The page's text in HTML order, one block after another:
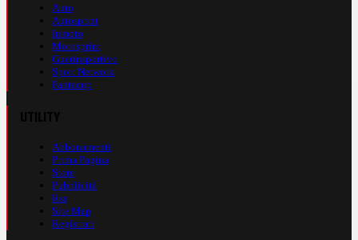
Auto
Autosprint
Inmoto
Motosprint
Guerinsportivo
Sport Network
Fantacup
Abbonamenti
Prima Pagina
Store
Pubblicità
Rss
Site Map
Registrati